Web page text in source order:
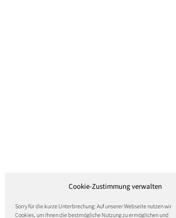
Cookie-Zustimmung verwalten
Sorry für die kurze Unterbrechung: Auf unserer Webseite nutzen wir
Cookies, um Ihnen die bestmögliche Nutzung zu ermöglichen und